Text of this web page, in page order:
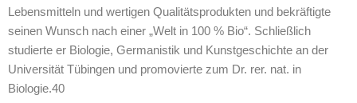
Lebensmitteln und wertigen Qualitätsprodukten und bekräftigte
seinen Wunsch nach einer „Welt in 100 % Bio“. Schließlich
studierte er Biologie, Germanistik und Kunstgeschichte an der
Universität Tübingen und promovierte zum Dr. rer. nat. in
Biologie.40